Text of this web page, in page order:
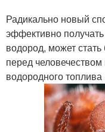
Радикально новый
эффективно
водород, может
перед
водородного топлива